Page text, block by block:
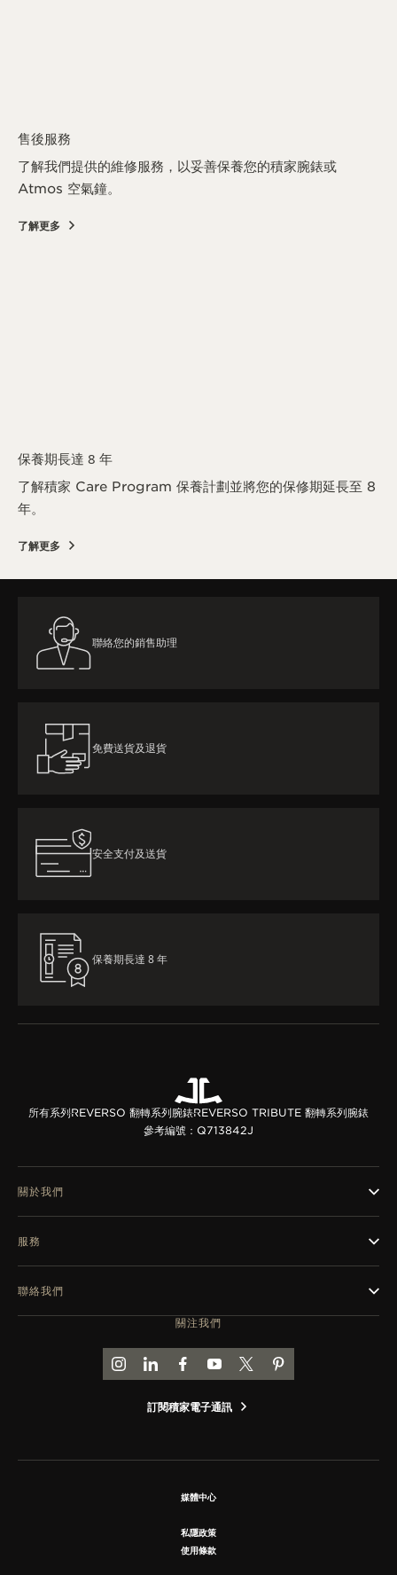
售後服務
了解我們提供的維修服務，以妥善保養您的積家腕錶或
Atmos 空氣鐘。
了解更多
保養期長達 8 年
了解積家 Care Program 保養計劃並將您的保修期延長至 8
年。
了解更多
聯絡您的銷售助理
免費送貨及退貨
安全支付及送貨
保養期長達 8 年
所有系列REVERSO 翻轉系列腕錶REVERSO TRIBUTE 翻轉系列腕錶
參考編號：Q713842J
關注我們
前往積家 INSTAGRAM 頁面
前往積家 LINKEDIN 頁面
前往積家 FACEBOOK 頁面
前往積家 YOUTUBE 頁面
前往積家推特頁面
前往積家 PINTEREST
訂閱積家電子通訊
關於我們
服務
聯絡我們
媒體中心
私隱政策
使用條款